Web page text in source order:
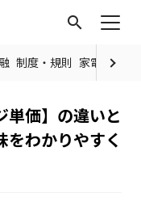
search
制度・規則 家電・ガジ
単価】の違いと
わかりやすく